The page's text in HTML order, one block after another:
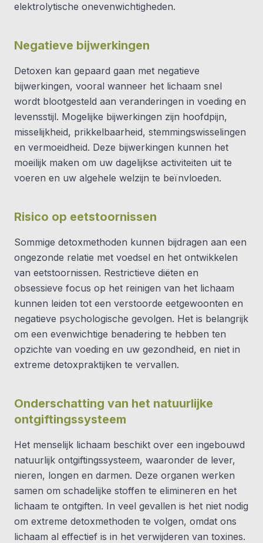
elektrolytische onevenwichtigheden.
Negatieve bijwerkingen
Detoxen kan gepaard gaan met negatieve
bijwerkingen, vooral wanneer het lichaam snel
wordt blootgesteld aan veranderingen in voeding en
levensstijl. Mogelijke bijwerkingen zijn hoofdpijn,
misselijkheid, prikkelbaarheid, stemmingswisselingen
en vermoeidheid. Deze bijwerkingen kunnen het
moeilijk maken om uw dagelijkse activiteiten uit te
voeren en uw algehele welzijn te beïnvloeden.
Risico op eetstoornissen
Sommige detoxmethoden kunnen bijdragen aan een
ongezonde relatie met voedsel en het ontwikkelen
van eetstoornissen. Restrictieve diëten en
obsessieve focus op het reinigen van het lichaam
kunnen leiden tot een verstoorde eetgewoonten en
negatieve psychologische gevolgen. Het is belangrijk
om een evenwichtige benadering te hebben ten
opzichte van voeding en uw gezondheid, en niet in
extreme detoxpraktijken te vervallen.
Onderschatting van het natuurlijke
ontgiftingssysteem
Het menselijk lichaam beschikt over een ingebouwd
natuurlijk ontgiftingssysteem, waaronder de lever,
nieren, longen en darmen. Deze organen werken
samen om schadelijke stoffen te elimineren en het
lichaam te ontgiften. In veel gevallen is het niet nodig
om extreme detoxmethoden te volgen, omdat ons
lichaam al effectief is in het verwijderen van toxines.